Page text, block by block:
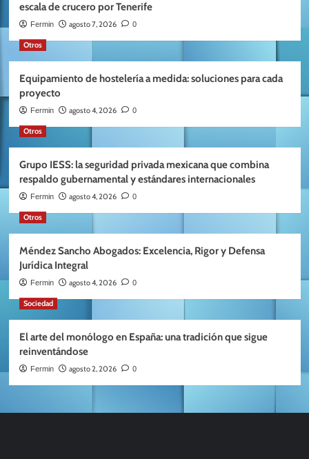
escala de crucero por Tenerife
Fermin agosto 7, 2026 0
Otros
Equipamiento de hostelería a medida: soluciones para cada
proyecto
Fermin agosto 4, 2026 0
Otros
Grupo IESS: la seguridad privada mexicana que combina
respaldo gubernamental y estándares internacionales
Fermin agosto 4, 2026 0
Otros
Méndez Sancho Abogados: Excelencia, Rigor y Defensa
Jurídica Integral
Fermin agosto 4, 2026 0
Sociedad
El arte del monólogo en España: una tradición que sigue
reinventándose
Fermin agosto 2, 2026 0